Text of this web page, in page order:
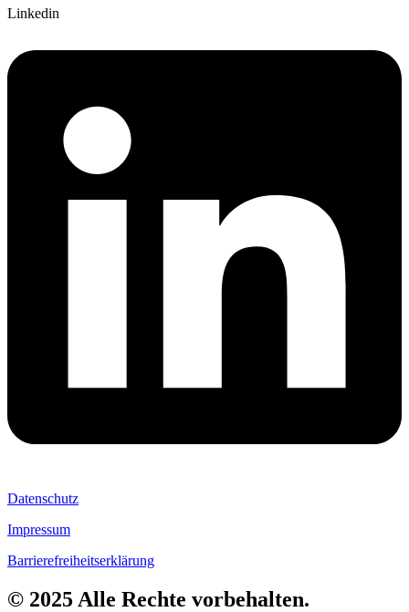
Linkedin
Datenschutz
Impressum
Barrierefreiheitserklärung
© 2025 Alle Rechte vorbehalten.